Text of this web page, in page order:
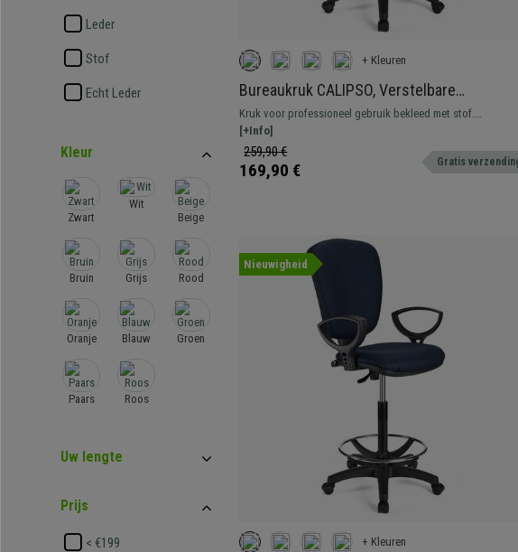
Leder
Stof
Echt Leder
Kleur
Zwart
Wit
Beige
Bruin Grijs Rood
Oranje Blauw Groen
Paars Roos
Uw lengte
Prijs
< €199
+ Kleuren
Bureaukruk CALIPSO, Verstelbare
Rugleuning, Dikke Vulling, in Blauwe Stof
Kruk voor professioneel gebruik bekleed met stof.
Verstelbaar, met voetsteun, resistent en comfortabel.
[+Info]
259,90 €
169,90 € Gratis
Nieuwigheid
+ Kleuren